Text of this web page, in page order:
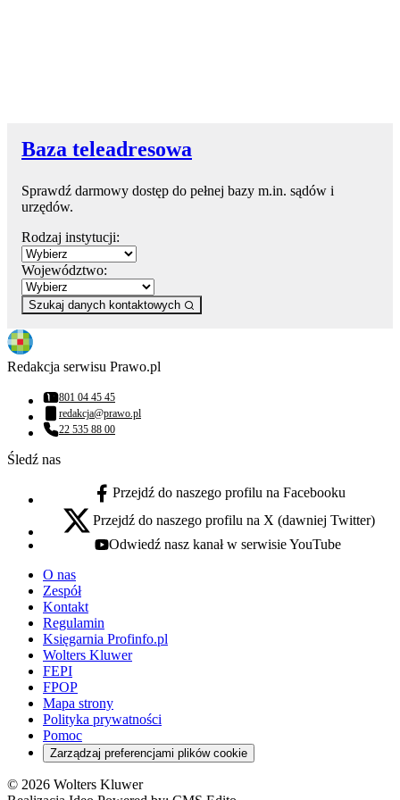
Baza teleadresowa
Sprawdź darmowy dostęp do pełnej bazy m.in. sądów i
urzędów.
Rodzaj instytucji:
Województwo:
Szukaj danych kontaktowych
Redakcja serwisu Prawo.pl
Numer telefonu:
801 04 45 45
Adres email:
redakcja@prawo.pl
Numer telefonu:
22 535 88 00
Śledź nas
facebook - otwiera się w nowej karcie
Przejdź do naszego profilu na Facebooku
x - otwiera się w nowej karcie
Przejdź do naszego profilu na X (dawniej Twitter)
youtube - otwiera się w nowej karcie
Odwiedź nasz kanał w serwisie YouTube
O nas
Zespół
Kontakt
Regulamin
Księgarnia Profinfo.pl
Wolters Kluwer
FEPI
FPOP
Mapa strony
Polityka prywatności
Pomoc
Zarządzaj preferencjami plików cookie
© 2026 Wolters Kluwer